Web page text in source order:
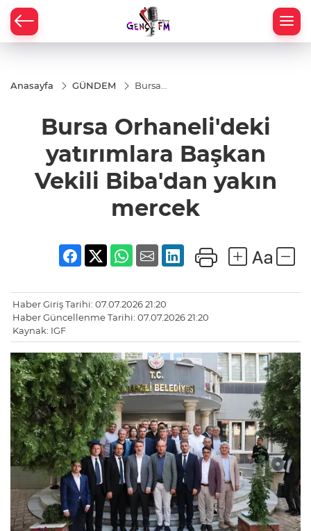
Anasayfa GÜNDEM
Bursa
Başkan Vekili
Biba'dan
Bursa Orhaneli'deki
yatırımlara Başkan
Vekili Biba'dan yakın
mercek
Haber Giriş Tarihi: 07.07.2026 21:20
Haber Güncellenme Tarihi: 07.07.2026 21:20
Kaynak: IGF